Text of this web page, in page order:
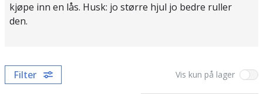
kjøpe inn en lås. Husk: jo større hjul jo bedre ruller
den.
Filter Vis kun på lager